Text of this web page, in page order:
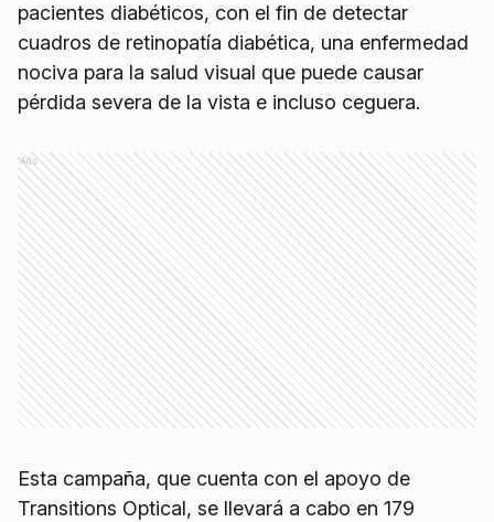
pacientes diabéticos, con el fin de detectar
cuadros de retinopatía diabética, una enfermedad
nociva para la salud visual que puede causar
pérdida severa de la vista e incluso ceguera.
Ads
Esta campaña, que cuenta con el apoyo de
Transitions Optical, se llevará a cabo en 179